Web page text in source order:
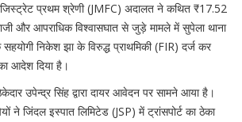
प्रथम श्रेणी (JMFC) अदालत ने कथित ₹17.52
और आपराधिक विश्वासघात से जुड़े मामले में सुपेला थाना
निकेश झा के विरुद्ध प्राथमिकी (FIR) दर्ज कर
आदेश दिया है।
उपेन्द्र सिंह द्वारा दायर आवेदन पर सामने आया है।
ने जिंदल इस्पात लिमिटेड (JSP) में ट्रांसपोर्ट का ठेका